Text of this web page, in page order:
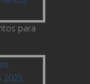
para